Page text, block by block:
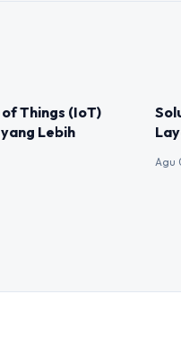
Things (IoT)
Lebih
Agu